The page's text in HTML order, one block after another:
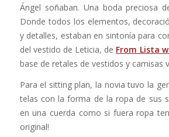
Ángel soñaban. Una boda preciosa
Donde todos los elementos,
y detalles, estaban en sintonía para
del vestido de Leticia, de From Lista
base de retales de vestidos y camisas
Para el sitting plan, la novia tuvo la
telas con la forma de la ropa de sus
en una cuerda como si fuera ropa
original!